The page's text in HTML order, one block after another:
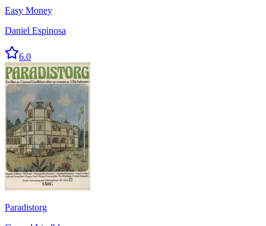
Easy Money
Daniel Espinosa
6.0
Paradistorg